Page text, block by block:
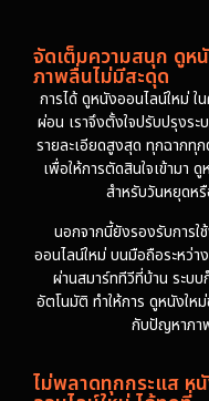
จัดเต็มความสนุก ดูห
ภาพลื่นไม่มีสะดุด
การได้ ดูหนังออนไลน์ใหม่
ผ่อน เราจึงตั้งใจปรับปรุงระ
รายละเอียดสูงสุด ทุกฉากทุ
เพื่อให้การตัดสินใจเข้ามา
สำหรับวันหยุดห
นอกจากนี้ยังรองรับการ
ออนไลน์ใหม่ บนมือถือระหว่า
ผ่านสมาร์ททีวีที่บ้าน ระบบ
อัตโนมัติ ทำให้การ ดูหนังให
กับปัญหาภา
ไม่พลาดทุกกระแส ห